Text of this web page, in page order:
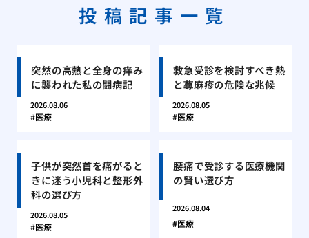
投稿記事一覧
突然の高熱と全身の痒み
に襲われた私の闘病記
2026.08.06
医療
救急受診を検討すべき熱
と蕁麻疹の危険な兆候
2026.08.05
医療
子供が突然首を痛がると
きに迷う小児科と整形外
科の選び方
2026.08.05
医療
腰痛で受診する医療機関
の賢い選び方
2026.08.04
医療